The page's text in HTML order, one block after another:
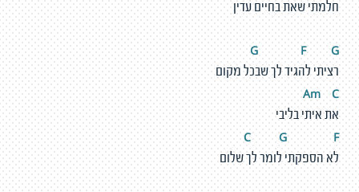
חלמתי שאת בחיים עדין
G F G
רציתי להגיד לך שבכל מקום
Am C
את איתי בליבי
C G F
לא הספקתי לומר לך שלום